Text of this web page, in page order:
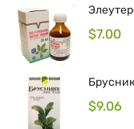
$7.00
$9.06